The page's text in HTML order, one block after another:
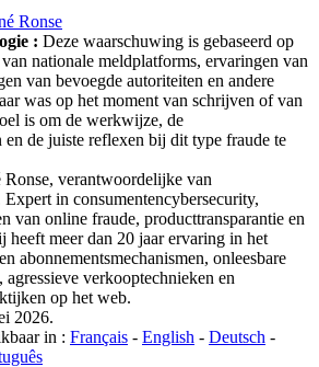
Ronse
: Deze waarschuwing is gebaseerd op
nationale meldplatforms, ervaringen van
van bevoegde autoriteiten en andere
was op het moment van schrijven of van
is om de werkwijze, de
en de juiste reflexen bij dit type fraude te
Ronse, verantwoordelijke van
in consumentencybersecurity,
van online fraude, producttransparantie en
meer dan 20 jaar ervaring in het
abonnementsmechanismen, onleesbare
verkooptechnieken en
op het web.
2026.
in : Français - English - Deutsch -